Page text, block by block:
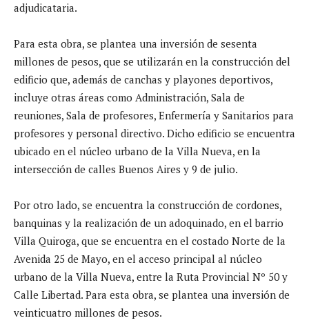
adjudicataria.
Para esta obra, se plantea una inversión de sesenta
millones de pesos, que se utilizarán en la construcción del
edificio que, además de canchas y playones deportivos,
incluye otras áreas como Administración, Sala de
reuniones, Sala de profesores, Enfermería y Sanitarios para
profesores y personal directivo. Dicho edificio se encuentra
ubicado en el núcleo urbano de la Villa Nueva, en la
intersección de calles Buenos Aires y 9 de julio.
Por otro lado, se encuentra la construcción de cordones,
banquinas y la realización de un adoquinado, en el barrio
Villa Quiroga, que se encuentra en el costado Norte de la
Avenida 25 de Mayo, en el acceso principal al núcleo
urbano de la Villa Nueva, entre la Ruta Provincial Nº 50 y
Calle Libertad. Para esta obra, se plantea una inversión de
veinticuatro millones de pesos.